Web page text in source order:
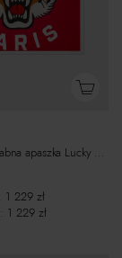
Czerwona jedwabna apaszka Lucky Tiger
1 229 zł
1 229 zł